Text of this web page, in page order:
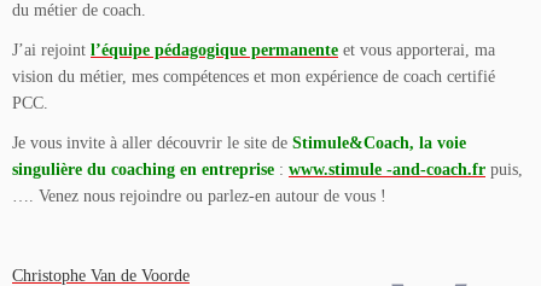
du métier de coach.
J’ai rejoint l’équipe pédagogique permanente et vous apporterai, ma
vision du métier, mes compétences et mon expérience de coach certifié
PCC.
Je vous invite à aller découvrir le site de Stimule&Coach, la voie
singulière du coaching en entreprise : www.stimule -and-coach.fr puis,
…. Venez nous rejoindre ou parlez-en autour de vous !
Christophe Van de Voorde